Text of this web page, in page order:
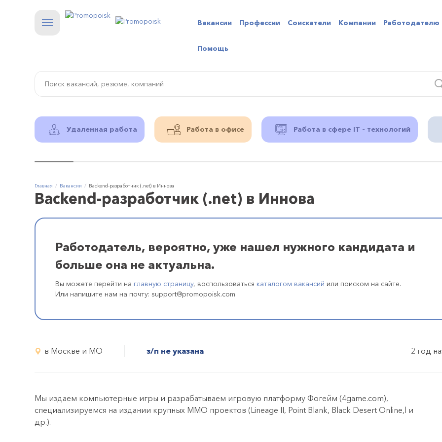
Вакансии Профессии Соискатели Компании Работодателю
Помощь
Удаленная работа Работа в офисе Работа в сфере IT - технологий
Главная Вакансии Backend-разработчик (.net) в Иннова
Backend-разработчик (.net) в Иннова
Работодатель, вероятно, уже нашел нужного кандидата и
больше она не актуальна.
Вы можете перейти на главную страницу, воспользоваться каталогом вакансий или поиском на сайте.
Или напишите нам на почту: support@promopoisk.com
в Москве и МО з/п не указана 2 год
Мы издаем компьютерные игры и разрабатываем игровую платформу Фогейм (4game.com),
специализируемся на издании крупных MMO проектов (Lineage II, Point Blank, Black Desert Online,l и
др.).